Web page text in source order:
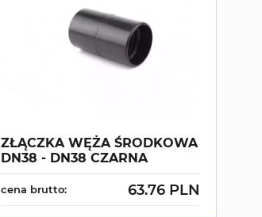
ZŁĄCZKA WĘŻA ŚRODKOWA
DN38 - DN38 CZARNA
cena brutto: 63.76 PLN